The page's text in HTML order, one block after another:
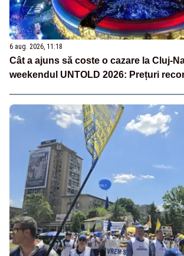
6 aug. 2026, 11:18
Cât a ajuns să coste o cazare la Cluj-
weekendul UNTOLD 2026: Prețuri